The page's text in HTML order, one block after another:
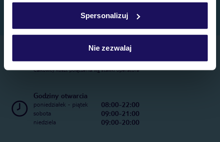
Spersonalizuj
Nie zezwalaj
Telefoniczne Centrum Rezerwacji
22 270 31 20
Całkowity koszt połączenia wg stawki operatora
Godziny otwarcia
poniedziałek - piątek 08:00-22:00
sobota 09:00-21:00
niedziela 09:00-20:00